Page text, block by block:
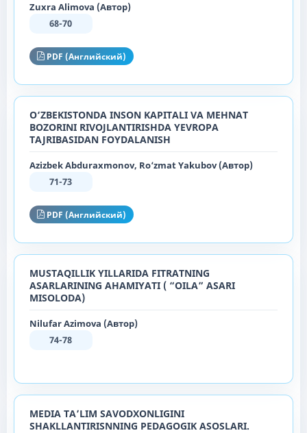
Zuxra Alimova (Автор)
68-70
PDF (Английский)
O‘ZBEKISTONDA INSON KAPITALI VA MEHNAT
BOZORINI RIVOJLANTIRISHDA YEVROPA
TAJRIBASIDAN FOYDALANISH
Azizbek Abduraxmonov, Ro‘zmat Yakubov (Автор)
71-73
PDF (Английский)
MUSTAQILLIK YILLARIDA FITRATNING
ASARLARINING AHAMIYATI ( “OILA” ASARI
MISOLODA)
Nilufar Azimova (Автор)
74-78
MEDIA TA’LIM SAVODXONLIGINI
SHAKLLANTIRISNNING PEDAGOGIK ASOSLARI.